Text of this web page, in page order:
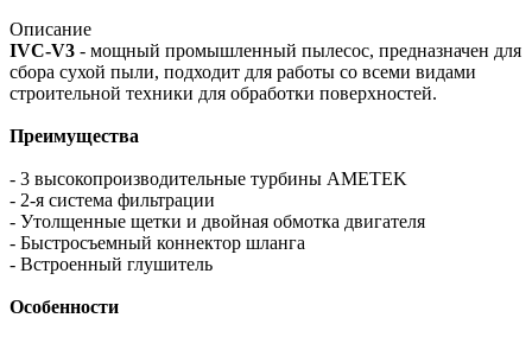
Описание
IVC-V3 - мощный ​промышленный пылесос, предназначен для
сбора сухой пыли, подходит для работы со всеми видами
строительной техники для обработки поверхностей.
Преимущества
- 3 высокопроизводительные турбины AMETEK
- 2-я система фильтрации
- Утолщенные щетки и двойная обмотка двигателя
- Быстросъемный коннектор шланга
- Встроенный глушитель
Особенности